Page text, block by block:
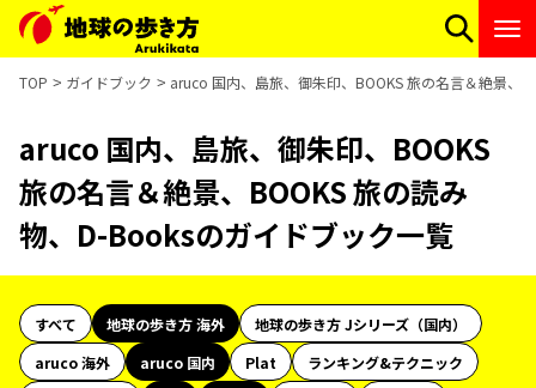
TOP ガイドブック aruco 国内、島旅、御朱印、BOOKS 旅の名言＆絶景、
aruco 国内、島旅、御朱印、BOOKS
旅の名言＆絶景、BOOKS 旅の読み
物、D-Booksのガイドブック一覧
すべて 地球の歩き方 海外
地球の歩き方 Jシリーズ（国内）
aruco 海外
aruco 国内 Plat
ランキング&テクニック